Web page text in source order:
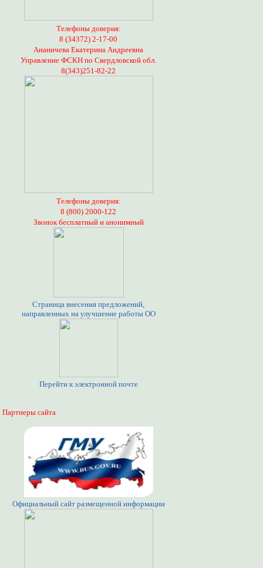
Телефоны доверия:
8 (34372) 2-17-00
Ананичева Екатерина Андреевна
Управление ФСКН по Свердловской обл.
8(343)251-82-22
Телефоны доверия:
8 (800) 2000-122
Звонок бесплатный и анонимный
Страница внесения предложений,
направленных на улучшение работы ОО
Перейти к электронной почте
Партнеры сайта
Официальный сайт размещенной информации